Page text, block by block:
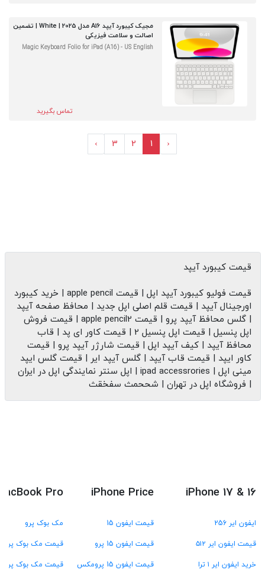
مجیک کیبورد آیپد A16 مدل 2025 | White | تضمین
اصالت و سلامت فیزیکی
Magic Keyboard Folio for iPad (A16) - US English
تماس بگیرید
‹
1
2
3
›
قیمت کیبورد آیپد
قیمت فولیو کیبورد آیپد اپل | قیمت apple pencil | خرید کیبورد
اورجینال آیپد | قیمت قلم اصلی اپل جدید | محافظ صفحه آیپد
| گلس محافظ آیپد پرو | قیمت apple pencil2 | قیمت فروش
اپل پنسیل | قیمت اپل پنسیل 2 | قیمت کاور ای پد | قاب
محافظ آیپد | کیف آیپد اپل | قیمت شارژر آیپد پرو | قیمت
کاور ایپد | قیمت قاب آیپد | گلس آیپد ایر | قیمت گلس ایپد
مینی اپل | ipad accessrories | اپل سنتر نمایندگی اپل در ایران
| فروشگاه اپل در تهران | شححمث سفخقث
iPhone 17 & 16
ایفون ایر 256
قیمت ایفون ایر ۵۱۲
خرید ایفون ایر ۱ ترا
iPhone Price
قیمت ایفون 15
قیمت ایفون 15 پرو
قیمت ایفون 15 پرومکس
Pro
مک بوک پرو
قیمت مک بوک پرو M4
قیمت مک بوک پرو M3